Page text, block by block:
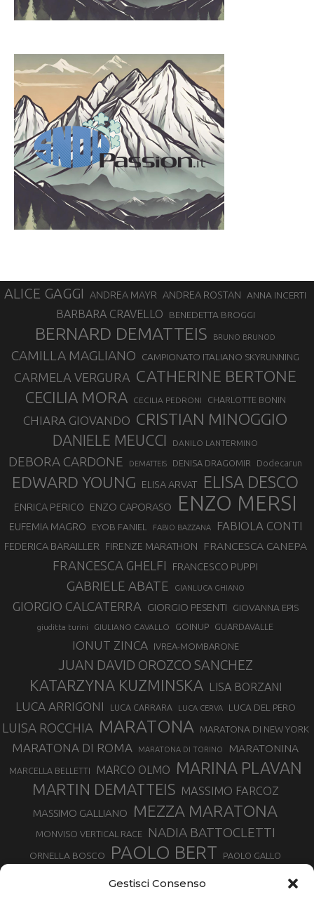
Gestisci Consenso
ALICE GAGGI ANDREA MAYR ANDREA ROSTAN ANNA INCERTI
BARBARA CRAVELLO BENEDETTA BROGGI
BERNARD DEMATTEIS BRUNO BRUNOD
CAMILLA MAGLIANO CAMPIONATO ITALIANO SKYRUNNING
CARMELA VERGURA CATHERINE BERTONE
CECILIA MORA CECILIA PEDRONI CHARLOTTE BONIN
CHIARA GIOVANDO CRISTIAN MINOGGIO
DANIELE MEUCCI DANILO LANTERMINO
DEBORA CARDONE DEMATTEIS DENISA DRAGOMIR Dodecarun
EDWARD YOUNG ELISA ARVAT ELISA DESCO
ENRICA PERICO ENZO CAPORASO ENZO MERSI
EUFEMIA MAGRO EYOB FANIEL FABIO BAZZANA FABIOLA CONTI
FEDERICA BARAILLER FIRENZE MARATHON FRANCESCA CANEPA
FRANCESCA GHELFI FRANCESCO PUPPI
GABRIELE ABATE GIANLUCA GHIANO
GIORGIO CALCATERRA GIORGIO PESENTI GIOVANNA EPIS
giuditta turini GIULIANO CAVALLO GOINUP GUARDAVALLE
IONUT ZINCA IVREA-MOMBARONE
JUAN DAVID OROZCO SANCHEZ
KATARZYNA KUZMINSKA LISA BORZANI
LUCA ARRIGONI LUCA CARRARA LUCA CERVA LUCA DEL PERO
LUISA ROCCHIA MARATONA MARATONA DI NEW YORK
MARATONA DI ROMA MARATONA DI TORINO MARATONINA
MARCELLA BELLETTI MARCO OLMO MARINA PLAVAN
MARTIN DEMATTEIS MASSIMO FARCOZ
MASSIMO GALLIANO MEZZA MARATONA
MONVISO VERTICAL RACE NADIA BATTOCLETTI
ORNELLA BOSCO PAOLO BERT PAOLO GALLO